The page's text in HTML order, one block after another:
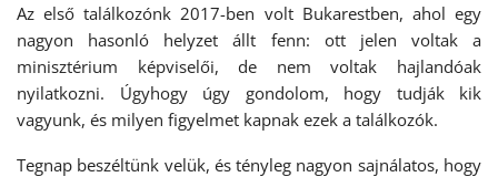
Az első találkozónk 2017-ben volt Bukarestben, ahol egy
nagyon hasonló helyzet állt fenn: ott jelen voltak a
minisztérium képviselői, de nem voltak hajlandóak
nyilatkozni. Úgyhogy úgy gondolom, hogy tudják kik
vagyunk, és milyen figyelmet kapnak ezek a találkozók.
Tegnap beszéltünk velük, és tényleg nagyon sajnálatos, hogy